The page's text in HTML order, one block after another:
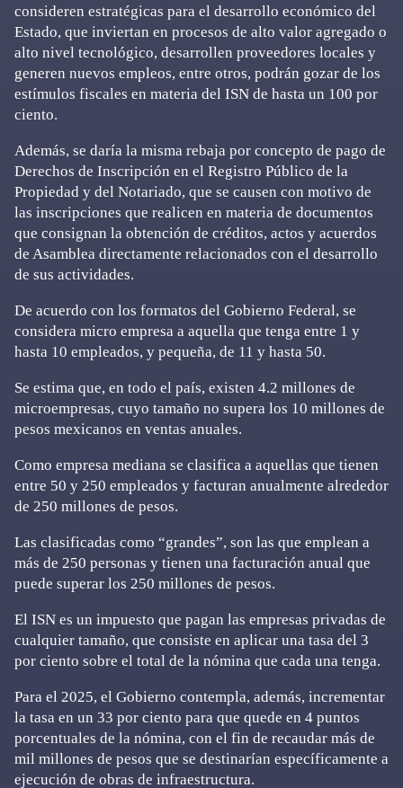
consideren estratégicas para el desarrollo económico del
Estado, que inviertan en procesos de alto valor agregado o
alto nivel tecnológico, desarrollen proveedores locales y
generen nuevos empleos, entre otros, podrán gozar de los
estímulos fiscales en materia del ISN de hasta un 100 por
ciento.
Además, se daría la misma rebaja por concepto de pago de
Derechos de Inscripción en el Registro Público de la
Propiedad y del Notariado, que se causen con motivo de
las inscripciones que realicen en materia de documentos
que consignan la obtención de créditos, actos y acuerdos
de Asamblea directamente relacionados con el desarrollo
de sus actividades.
De acuerdo con los formatos del Gobierno Federal, se
considera micro empresa a aquella que tenga entre 1 y
hasta 10 empleados, y pequeña, de 11 y hasta 50.
Se estima que, en todo el país, existen 4.2 millones de
microempresas, cuyo tamaño no supera los 10 millones de
pesos mexicanos en ventas anuales.
Como empresa mediana se clasifica a aquellas que tienen
entre 50 y 250 empleados y facturan anualmente alrededor
de 250 millones de pesos.
Las clasificadas como “grandes”, son las que emplean a
más de 250 personas y tienen una facturación anual que
puede superar los 250 millones de pesos.
El ISN es un impuesto que pagan las empresas privadas de
cualquier tamaño, que consiste en aplicar una tasa del 3
por ciento sobre el total de la nómina que cada una tenga.
Para el 2025, el Gobierno contempla, además, incrementar
la tasa en un 33 por ciento para que quede en 4 puntos
porcentuales de la nómina, con el fin de recaudar más de
mil millones de pesos que se destinarían específicamente a
ejecución de obras de infraestructura.